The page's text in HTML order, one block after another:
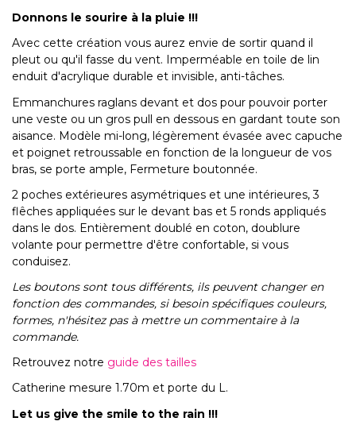
Donnons le sourire à la pluie !!!
Avec cette création vous aurez envie de sortir quand il
pleut ou qu'il fasse du vent. Imperméable en toile de lin
enduit d'acrylique durable et invisible, anti-tâches.
Emmanchures raglans devant et dos pour pouvoir porter
une veste ou un gros pull en dessous en gardant toute son
aisance. Modèle mi-long, légèrement évasée avec capuche
et poignet retroussable en fonction de la longueur de vos
bras, se porte ample, Fermeture boutonnée.
2 poches extérieures asymétriques et une intérieures, 3
flêches appliquées sur le devant bas et 5 ronds appliqués
dans le dos. Entièrement doublé en coton, doublure
volante pour permettre d'être confortable, si vous
conduisez.
Les boutons sont tous différents, ils peuvent changer en
fonction des commandes, si besoin spécifiques couleurs,
formes, n'hésitez pas à mettre un commentaire à la
commande.
Retrouvez notre guide des tailles
Catherine mesure 1.70m et porte du L.
Let us give the smile to the rain !!!